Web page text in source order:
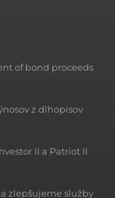
of bond proceeds
z dlhopisov
II a Patriot II
a zlepšujeme služby